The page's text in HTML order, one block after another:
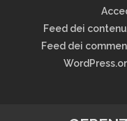
Feed dei
Feed dei